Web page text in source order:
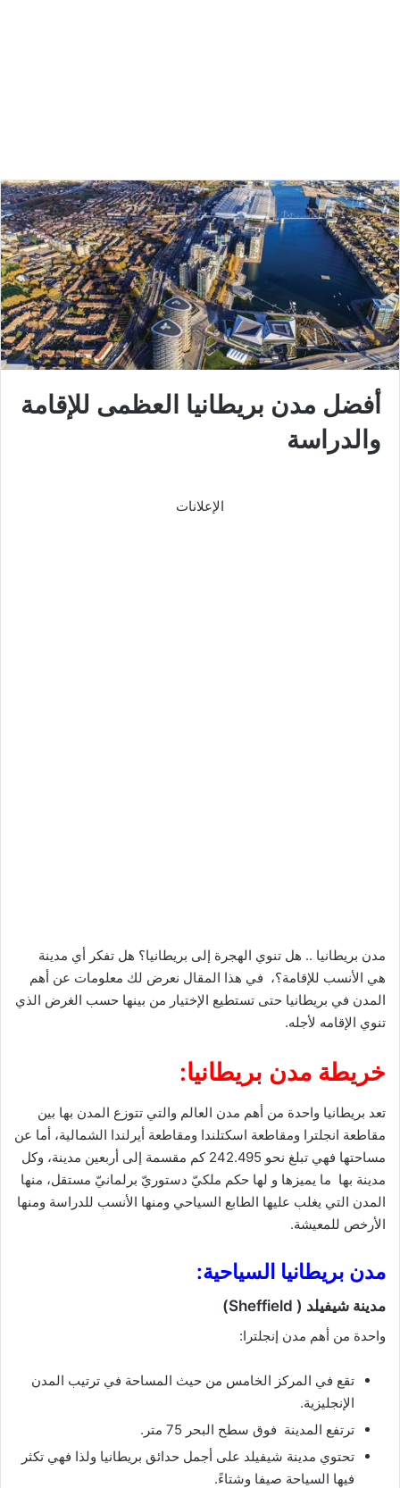
أفضل مدن بريطانيا العظمى للإقامة
والدراسة
الإعلانات
مدن بريطانيا .. هل تنوي الهجرة إلى بريطانيا؟ هل تفكر أي مدينة
هي الأنسب للإقامة؟، في هذا المقال نعرض لك معلومات عن أهم
المدن في بريطانيا حتى تستطيع الإختيار من بينها حسب الغرض الذي
تنوي الإقامه لأجله.
خريطة مدن بريطانيا:
تعد بريطانيا واحدة من أهم مدن العالم والتي تتوزع المدن بها بين
مقاطعة انجلترا ومقاطعة اسكتلندا ومقاطعة أيرلندا الشمالية، أما عن
مساحتها فهي تبلغ نحو 242.495 كم مقسمة إلى أربعين مدينة، وكل
مدينة بها ما يميزها و لها حكم ملكيّ دستوريّ برلمانيّ مستقل، منها
المدن التي يغلب عليها الطابع السياحي ومنها الأنسب للدراسة ومنها
الأرخص للمعيشة.
مدن بريطانيا السياحية:
مدينة شيفيلد ( Sheffield)
واحدة من أهم مدن إنجلترا:
تقع في المركز الخامس من حيث المساحة في ترتيب المدن
الإنجليزية.
ترتفع المدينة فوق سطح البحر 75 متر.
تحتوي مدينة شيفيلد على أجمل حدائق بريطانيا ولذا فهي تكثر
فيها السياحة صيفا وشتاءً.